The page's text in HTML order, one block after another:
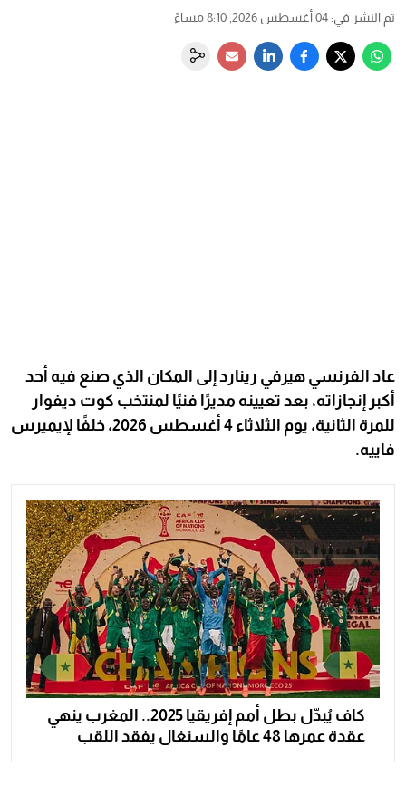
تم النشر في: 04 أغسطس 2026, 8:10 مساءً
عاد الفرنسي هيرفي رينارد إلى المكان الذي صنع فيه أحد
أكبر إنجازاته، بعد تعيينه مديرًا فنيًا لمنتخب كوت ديفوار
للمرة الثانية، يوم الثلاثاء 4 أغسطس 2026، خلفًا لإيميرس
فاييه.
كاف يُبدّل بطل أمم إفريقيا 2025.. المغرب ينهي
عقدة عمرها 48 عامًا والسنغال يفقد اللقب